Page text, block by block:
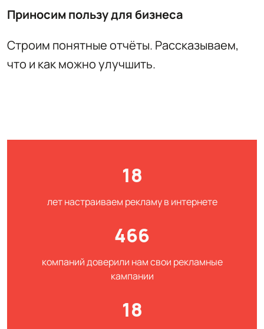
Приносим пользу для бизнеса
Строим понятные отчёты. Рассказываем,
что и как можно улучшить.
18
лет настраиваем рекламу в интернете
466
компаний доверили нам свои рекламные
кампании
18